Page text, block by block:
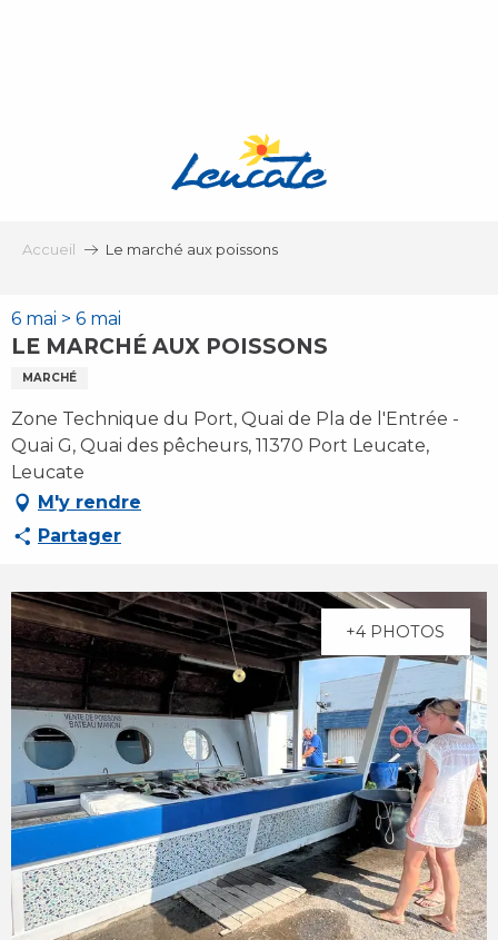
Accueil Le marché aux poissons
6 mai > 6 mai
LE MARCHÉ AUX POISSONS
MARCHÉ
Zone Technique du Port, Quai de Pla de l'Entrée -
Quai G, Quai des pêcheurs, 11370 Port Leucate,
Leucate
M'y rendre
Partager
+4 PHOTOS